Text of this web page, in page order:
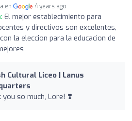
en 4 years ago
El mejor establecimiento para
y directivos son excelentes,
la eleccion para la educacion de
Cultural Liceo | Lanus
you so much, Lore! ❣️